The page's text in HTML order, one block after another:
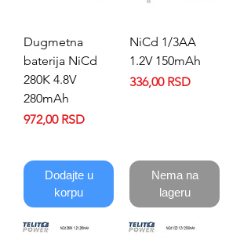
Dugmetna
baterija NiCd
280K 4.8V
280mAh
Price
972,00 RSD
Dodajte u
korpu
NiCd 1/3AA
1.2V 150mAh
Price
336,00 RSD
Nema na
lageru